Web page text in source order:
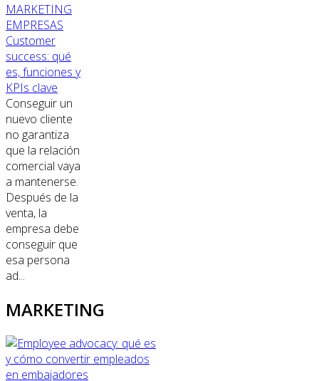
MARKETING
EMPRESAS
Customer
success: qué
es, funciones y
KPIs clave
Conseguir un
nuevo cliente
no garantiza
que la relación
comercial vaya
a mantenerse.
Después de la
venta, la
empresa debe
conseguir que
esa persona
ad...
MARKETING